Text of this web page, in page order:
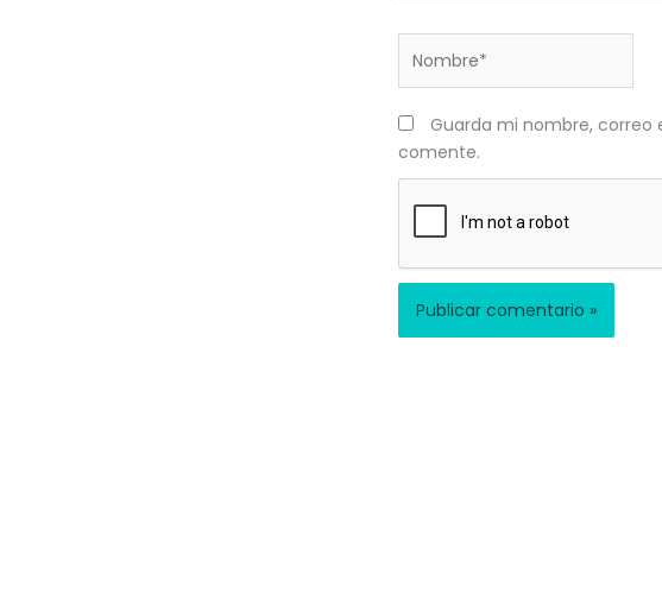
Guarda mi nombre, correo
comente.